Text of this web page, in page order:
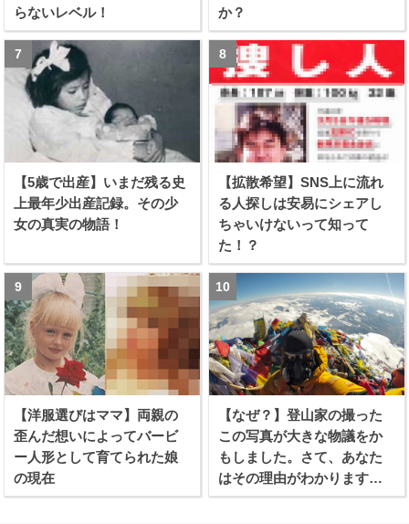
らないレベル！
か？
【5歳で出産】いまだ残る史
上最年少出産記録。その少
女の真実の物語！
【拡散希望】SNS上に流れ
る人探しは安易にシェアし
ちゃいけないって知って
た！？
【洋服選びはママ】両親の
歪んだ想いによってバービ
ー人形として育てられた娘
の現在
【なぜ？】登山家の撮った
この写真が大きな物議をか
もしました。さて、あなた
はその理由がわかります
か？